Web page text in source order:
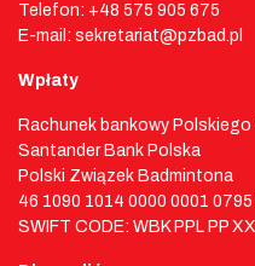
Telefon: +48 575 905 675
E-mail: sekretariat@pzbad.pl
Wpłaty
Rachunek bankowy
Santander Bank Polska
Polski Związek Badmintona
46 1090 1014 0000 0001
SWIFT CODE: WBK PPL PP